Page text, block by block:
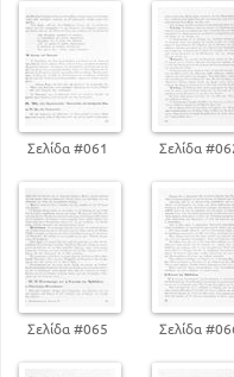
Η ΔΙΟΙΚΗΣΗ ΤΗΣ
ΤΑ ΑΛΛΑ
ΣΥΓΧΡΟΝΕΣ
Σελίδα #061 Σελίδα
Σελίδα #065 Σελίδα